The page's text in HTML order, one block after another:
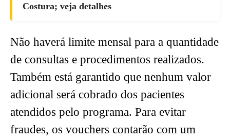
Costura; veja detalhes
Não haverá limite mensal para a quantidade
de consultas e procedimentos realizados.
Também está garantido que nenhum valor
adicional será cobrado dos pacientes
atendidos pelo programa. Para evitar
fraudes, os vouchers contarão com um